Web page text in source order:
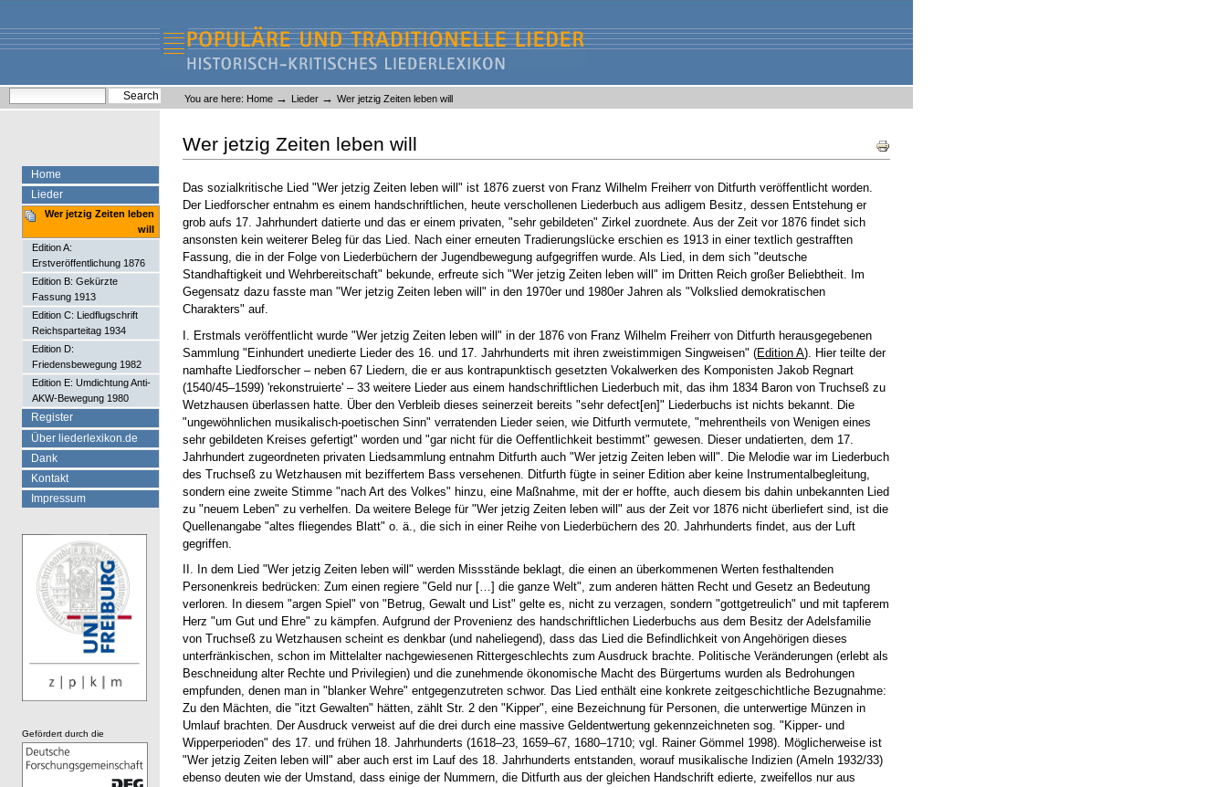
content.
navigation
Liederlexikon
Personal
tools
You are here: Home → Lieder → Wer jetzig Zeiten leben will
Document
Actions
Wer jetzig Zeiten leben will
Das sozialkritische Lied "Wer jetzig Zeiten leben will" ist 1876 zuerst von Franz Wilhelm Freiherr von Ditfurth veröffentlicht worden.
Der Liedforscher entnahm es einem handschriftlichen, heute verschollenen Liederbuch aus adligem Besitz, dessen Entstehung er
grob aufs 17. Jahrhundert datierte und das er einem privaten, "sehr gebildeten" Zirkel zuordnete. Aus der Zeit vor 1876 findet sich
ansonsten kein weiterer Beleg für das Lied. Nach einer erneuten Tradierungslücke erschien es 1913 in einer textlich gestrafften
Fassung, die in der Folge von Liederbüchern der Jugendbewegung aufgegriffen wurde. Als Lied, in dem sich "deutsche
Standhaftigkeit und Wehrbereitschaft" bekunde, erfreute sich "Wer jetzig Zeiten leben will" im Dritten Reich großer Beliebtheit. Im
Gegensatz dazu fasste man "Wer jetzig Zeiten leben will" in den 1970er und 1980er Jahren als "Volkslied demokratischen
Charakters" auf.
I. Erstmals veröffentlicht wurde "Wer jetzig Zeiten leben will" in der 1876 von Franz Wilhelm Freiherr von Ditfurth herausgegebenen
Sammlung "Einhundert unedierte Lieder des 16. und 17. Jahrhunderts mit ihren zweistimmigen Singweisen" (Edition A). Hier teilte der
namhafte Liedforscher – neben 67 Liedern, die er aus kontrapunktisch gesetzten Vokalwerken des Komponisten Jakob Regnart
(1540/45–1599) 'rekonstruierte' – 33 weitere Lieder aus einem handschriftlichen Liederbuch mit, das ihm 1834 Baron von Truchseß zu
Wetzhausen überlassen hatte. Über den Verbleib dieses seinerzeit bereits "sehr defect[en]" Liederbuchs ist nichts bekannt. Die
"ungewöhnlichen musikalisch-poetischen Sinn" verratenden Lieder seien, wie Ditfurth vermutete, "mehrentheils von Wenigen eines
sehr gebildeten Kreises gefertigt" worden und "gar nicht für die Oeffentlichkeit bestimmt" gewesen. Dieser undatierten, dem 17.
Jahrhundert zugeordneten privaten Liedsammlung entnahm Ditfurth auch "Wer jetzig Zeiten leben will". Die Melodie war im Liederbuch
des Truchseß zu Wetzhausen mit beziffertem Bass versehenen. Ditfurth fügte in seiner Edition aber keine Instrumentalbegleitung,
sondern eine zweite Stimme "nach Art des Volkes" hinzu, eine Maßnahme, mit der er hoffte, auch diesem bis dahin unbekannten Lied
zu "neuem Leben" zu verhelfen. Da weitere Belege für "Wer jetzig Zeiten leben will" aus der Zeit vor 1876 nicht überliefert sind, ist die
Quellenangabe "altes fliegendes Blatt" o. ä., die sich in einer Reihe von Liederbüchern des 20. Jahrhunderts findet, aus der Luft
gegriffen.
II. In dem Lied "Wer jetzig Zeiten leben will" werden Missstände beklagt, die einen an überkommenen Werten festhaltenden
Personenkreis bedrücken: Zum einen regiere "Geld nur […] die ganze Welt", zum anderen hätten Recht und Gesetz an Bedeutung
verloren. In diesem "argen Spiel" von "Betrug, Gewalt und List" gelte es, nicht zu verzagen, sondern "gottgetreulich" und mit tapferem
Herz "um Gut und Ehre" zu kämpfen. Aufgrund der Provenienz des handschriftlichen Liederbuchs aus dem Besitz der Adelsfamilie
von Truchseß zu Wetzhausen scheint es denkbar (und naheliegend), dass das Lied die Befindlichkeit von Angehörigen dieses
unterfränkischen, schon im Mittelalter nachgewiesenen Rittergeschlechts zum Ausdruck brachte. Politische Veränderungen (erlebt als
Beschneidung alter Rechte und Privilegien) und die zunehmende ökonomische Macht des Bürgertums wurden als Bedrohungen
empfunden, denen man in "blanker Wehre" entgegenzutreten schwor. Das Lied enthält eine konkrete zeitgeschichtliche Bezugnahme:
Zu den Mächten, die "itzt Gewalten" hätten, zählt Str. 2 den "Kipper", eine Bezeichnung für Personen, die unterwertige Münzen in
Umlauf brachten. Der Ausdruck verweist auf die drei durch eine massive Geldentwertung gekennzeichneten sog. "Kipper- und
Wipperperioden" des 17. und frühen 18. Jahrhunderts (1618–23, 1659–67, 1680–1710; vgl. Rainer Gömmel 1998). Möglicherweise ist
"Wer jetzig Zeiten leben will" aber auch erst im Lauf des 18. Jahrhunderts entstanden, worauf musikalische Indizien (Ameln 1932/33)
ebenso deuten wie der Umstand, dass einige der Nummern, die Ditfurth aus der gleichen Handschrift edierte, zweifellos nur aus
Home
Lieder
Wer jetzig Zeiten leben
will
Edition A:
Erstveröffentlichung 1876
Edition B: Gekürzte
Fassung 1913
Edition C: Liedflugschrift
Reichsparteitag 1934
Edition D:
Friedensbewegung 1982
Edition E: Umdichtung Anti-
AKW-Bewegung 1980
Register
Über liederlexikon.de
Dank
Kontakt
Impressum
Gefördert durch die